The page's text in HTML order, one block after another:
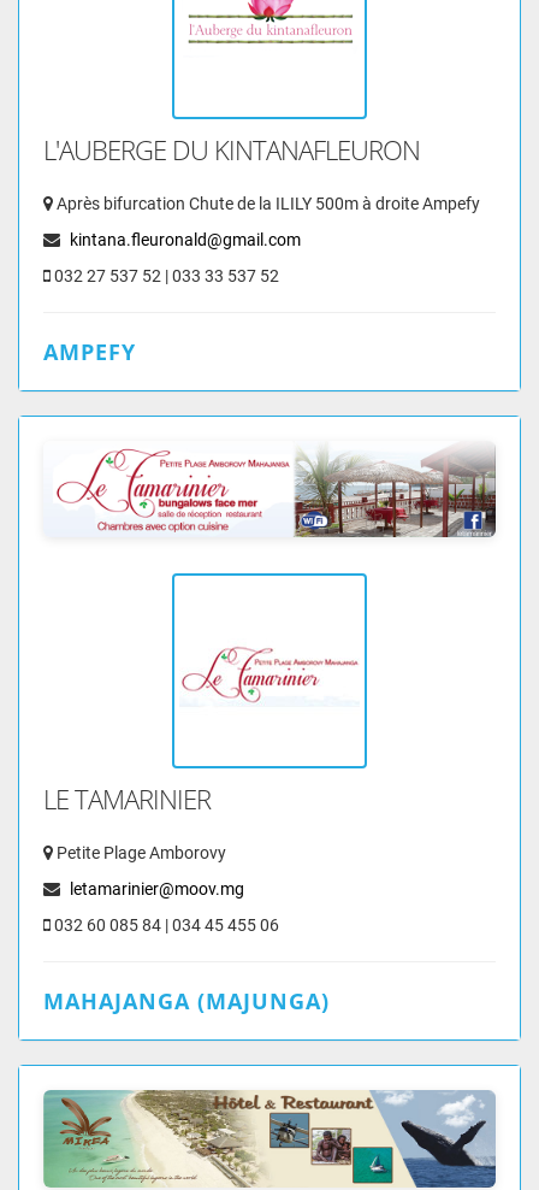
L'AUBERGE DU KINTANAFLEURON
Après bifurcation Chute de la ILILY 500m à droite Ampefy
kintana.fleuronald@gmail.com
032 27 537 52 | 033 33 537 52
AMPEFY
LE TAMARINIER
Petite Plage Amborovy
letamarinier@moov.mg
032 60 085 84 | 034 45 455 06
MAHAJANGA (MAJUNGA)